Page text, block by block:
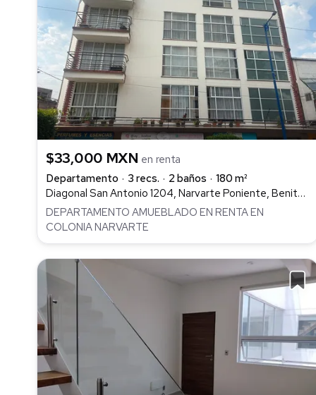
$33,000 MXN en renta
Departamento
3 recs. 2 baños
180 m²
Diagonal San Antonio 1204, Narvarte Poniente, Benito Juárez
DEPARTAMENTO AMUEBLADO EN RENTA EN
COLONIA NARVARTE